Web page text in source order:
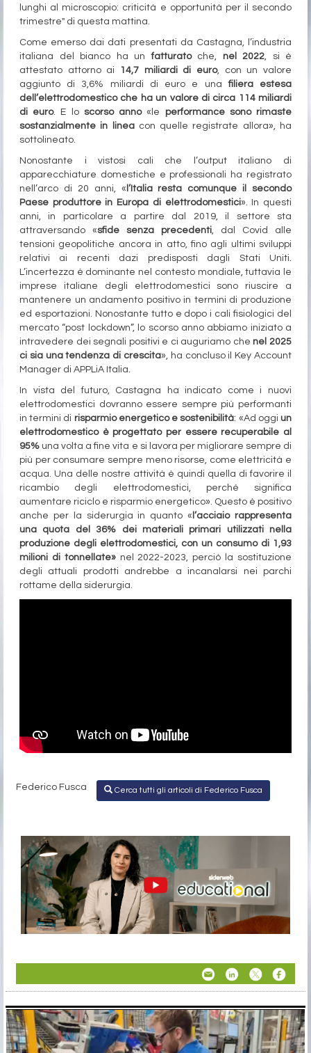
lunghi al microscopio: criticità e opportunità per il secondo
trimestre" di questa mattina.
Come emerso dai dati presentati da Castagna, l’industria
italiana del bianco ha unfatturato che, nel 2022, si è
attestato attorno ai
14,7 miliardi di euro, con un valore
aggiunto di 3,6% miliardi di euro e unafiliera estesa
dell’elettrodomestico che ha un valore di circa 114 miliardi
di euro. E loscorso anno«le
performance sono rimaste
sostanzialmente in linea con quelle registrate allora», ha
sottolineato.
Nonostante i vistosi cali che l’output italiano di
apparecchiature domestiche e professionali ha registrato
nell’arco di 20 anni, « l’Italia resta comunque il secondo
Paese produttore in Europa di elettrodomestici». In questi
anni, in particolare a partire dal 2019, il settore sta
attraversando «sfide senza precedenti, dal Covid alle
tensioni geopolitiche ancora in atto, fino agli ultimi sviluppi
relativi ai recenti dazi predisposti dagli Stati Uniti.
L’incertezza è dominante nel contesto mondiale, tuttavia le
imprese italiane degli elettrodomestici sono riuscire a
mantenere un andamento positivo in termini di produzione
ed esportazioni. Nonostante tutto e dopo i cali fisiologici del
mercato “post lockdown”, lo scorso anno abbiamo iniziato a
intravedere dei segnali positivi e ci auguriamo che nel 2025
ci sia una tendenza di crescita», ha concluso il Key Account
Manager di APPLiA Italia.
In vista del futuro, Castagna ha indicato come i nuovi
elettrodomestici dovranno essere sempre più performanti
in termini di risparmio energetico e sostenibilità: «Ad oggi un
elettrodomestico è progettato per essere recuperabile al
95% una volta a fine vita e si lavora per migliorare sempre di
più per consumare sempre meno risorse, come elettricità e
acqua. Una delle nostre attività è quindi quella di favorire il
ricambio degli elettrodomestici, perché significa
aumentare riciclo e risparmio energetico». Questo è positivo
anche per la siderurgia in quanto « l’acciaio rappresenta
una quota del 36% dei materiali primari utilizzati nella
produzione degli elettrodomestici, con un consumo di 1,93
milioni di tonnellate» nel 2022-2023, perciò la sostituzione
degli attuali prodotti andrebbe a incanalarsi nei parchi
rottame della siderurgia.
Federico Fusca Cerca tutti gli articoli di Federico Fusca